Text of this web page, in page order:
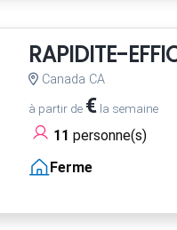
RAPIDITE-
Canada CA
à partir de €la semaine
11 personne(s)
Ferme